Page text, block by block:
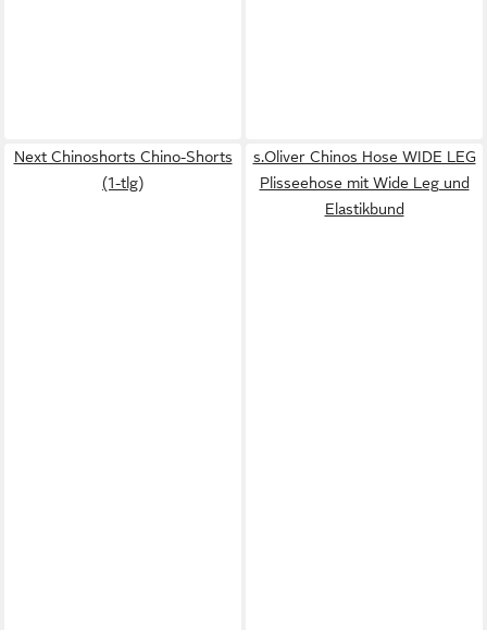
Next Chinoshorts Chino-Shorts
(1-tlg)
s.Oliver Chinos Hose WIDE LEG
Plisseehose mit Wide Leg und
Elastikbund